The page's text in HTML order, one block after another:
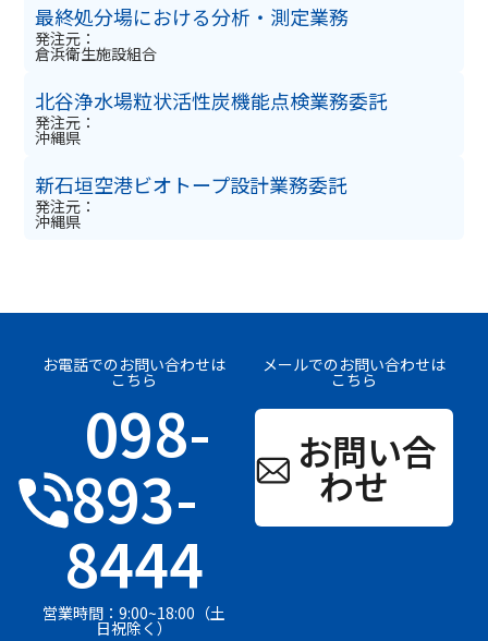
最終処分場における分析・測定業務
発注元：
倉浜衛生施設組合
北谷浄水場粒状活性炭機能点検業務委託
発注元：
沖縄県
新石垣空港ビオトープ設計業務委託
発注元：
沖縄県
お電話でのお問い合わせは
こちら
098-
893-
8444
営業時間：9:00~18:00（土
日祝除く）
メールでのお問い合わせは
こちら
お問い合
わせ